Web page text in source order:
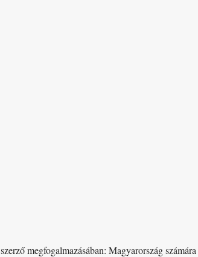
megfogalmazásában: Magyarország